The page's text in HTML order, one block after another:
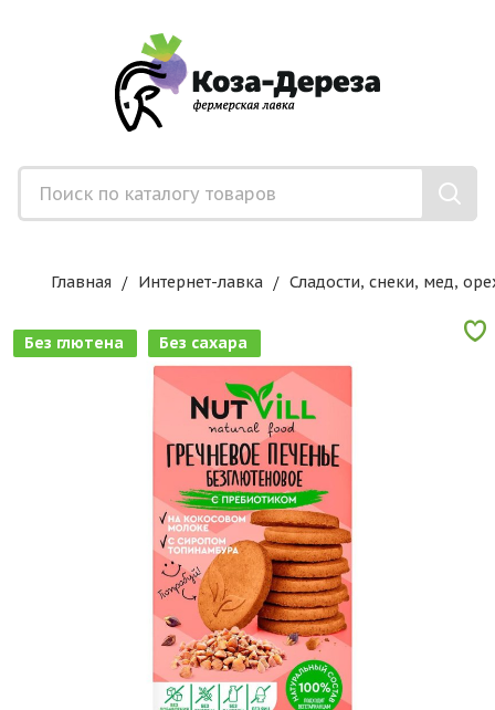
Главная Интернет-лавка Сладости, снеки, мед,
Без глютена Без сахара